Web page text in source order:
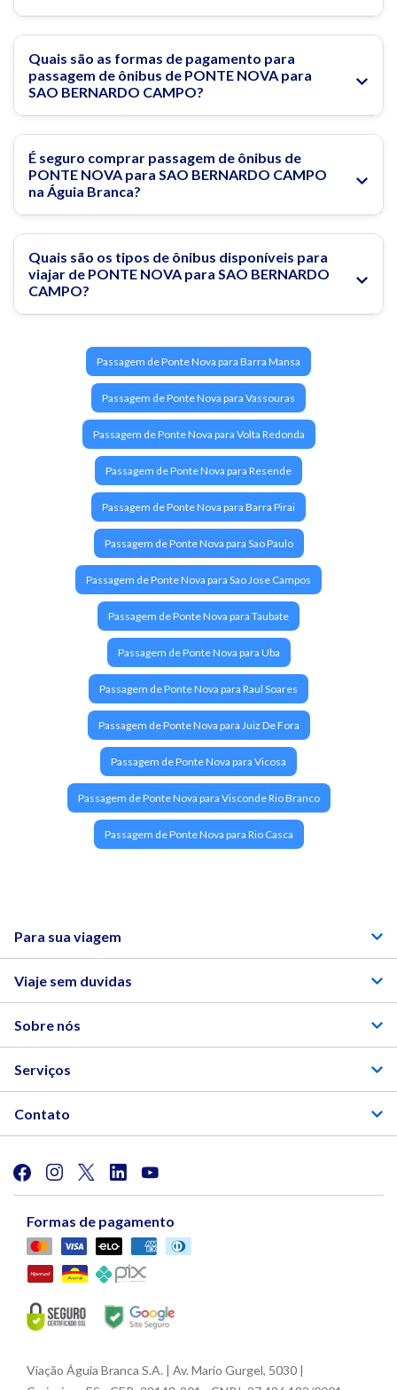
Quais são as formas de pagamento para
passagem de ônibus de PONTE NOVA para
SAO BERNARDO CAMPO?
É seguro comprar passagem de ônibus de
PONTE NOVA para SAO BERNARDO CAMPO
na Águia Branca?
Quais são os tipos de ônibus disponíveis para
viajar de PONTE NOVA para SAO BERNARDO
CAMPO?
Passagem de Ponte Nova para Barra Mansa
Passagem de Ponte Nova para Vassouras
Passagem de Ponte Nova para Volta Redonda
Passagem de Ponte Nova para Resende
Passagem de Ponte Nova para Barra Pirai
Passagem de Ponte Nova para Sao Paulo
Passagem de Ponte Nova para Sao Jose Campos
Passagem de Ponte Nova para Taubate
Passagem de Ponte Nova para Uba
Passagem de Ponte Nova para Raul Soares
Passagem de Ponte Nova para Juiz De Fora
Passagem de Ponte Nova para Vicosa
Passagem de Ponte Nova para Visconde Rio Branco
Passagem de Ponte Nova para Rio Casca
Para sua viagem
Viaje sem duvidas
Sobre nós
Serviços
Contato
Formas de pagamento
Viação Águia Branca S.A. | Av. Mario Gurgel, 5030 |